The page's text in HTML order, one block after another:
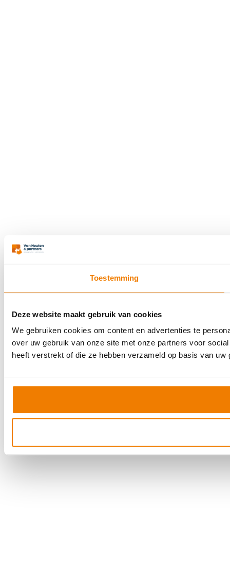
Toestemming
Deze website maakt gebruik van cookies
We gebruiken cookies om content en advertenties te
over uw gebruik van onze site met onze partners voor
heeft verstrekt of die ze hebben verzameld op basis van